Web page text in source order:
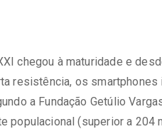
chegou à maturidade e
resistência, os
a Fundação Getúlio
populacional (superior a